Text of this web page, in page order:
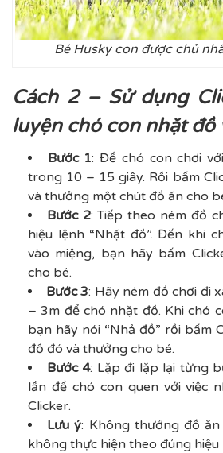
Bé Husky con được chủ
Cách 2 – Sử dụng
luyện chó con nhặt đồ
Bước 1: Để chó con chơi
trong 10 – 15 giây. Rồi bấm
và thưởng một chút đồ ăn cho
Bước 2: Tiếp theo ném đồ
hiệu lệnh “Nhặt đồ”. Đến khi
vào miệng, bạn hãy bấm
cho bé.
Bước 3: Hãy ném đồ chơi đi
– 3m để chó nhặt đồ. Khi chó
bạn hãy nói “Nhả đồ” rồi bấm
đồ đó và thưởng cho bé.
Bước 4: Lặp đi lặp lại từng
lần để chó con quen với việc
Clicker.
Lưu ý: Không thưởng đồ
không thực hiện theo đúng hiệu